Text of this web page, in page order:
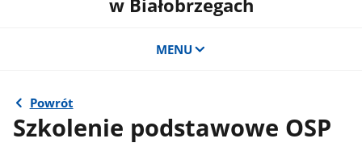
w Białobrzegach
MENU
Powrót
Szkolenie podstawowe OSP